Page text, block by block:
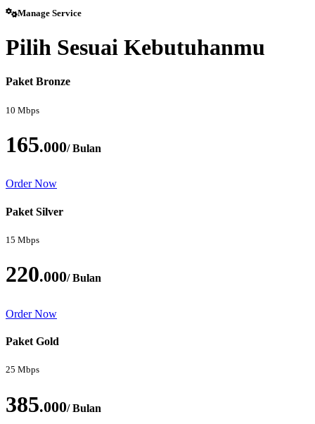
Manage Service
Pilih Sesuai Kebutuhanmu
Paket Bronze
10 Mbps
165.000/ Bulan
Order Now
Paket Silver
15 Mbps
220.000/ Bulan
Order Now
Paket Gold
25 Mbps
385.000/ Bulan